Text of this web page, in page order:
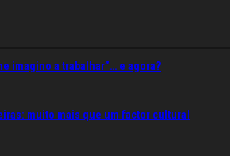
imagino a trabalhar”… e agora?
muito mais que um factor cultural